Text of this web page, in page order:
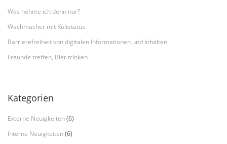
Was nehme ich denn nur?
Wachmacher mit Kultstatus
Barrierefreiheit von digitalen Informationen und Inhalten
Freunde treffen, Bier trinken
Kategorien
Externe Neuigkeiten(6)
Interne Neuigkeiten(6)